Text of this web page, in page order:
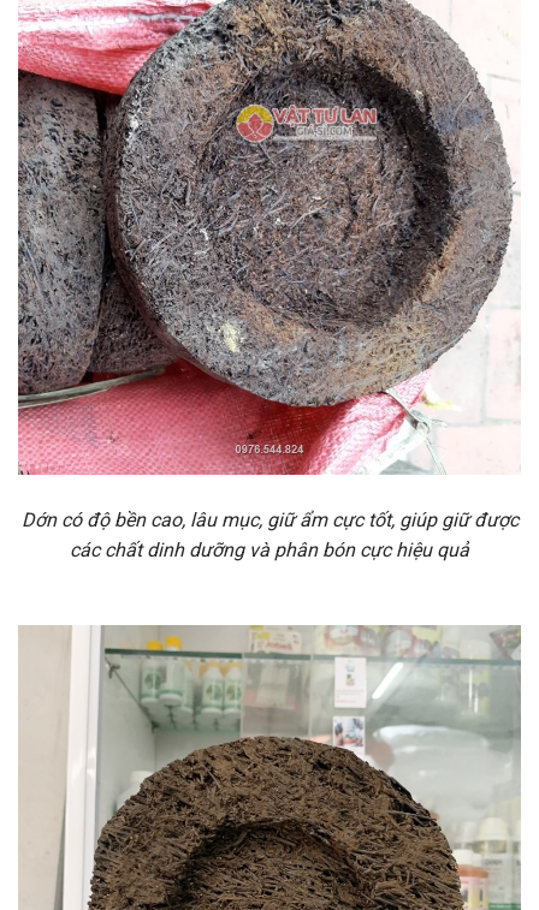
Dớn có độ bền cao, lâu mục, giữ ẩm cực tốt, giúp giữ được
các chất dinh dưỡng và phân bón cực hiệu quả